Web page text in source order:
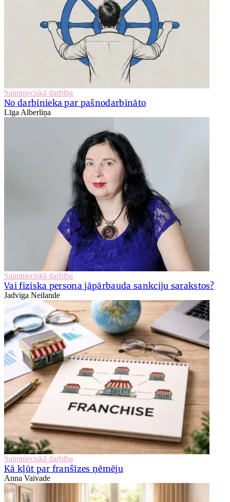
Saimnieciskā darbība
No darbinieka par pašnodarbināto
Līga Alberliņa
Saimnieciskā darbība
Vai fiziska persona jāpārbauda sankciju sarakstos?
Jadviga Neilande
Saimnieciskā darbība
Kā kļūt par franšīzes ņēmēju
Anna Vaivade